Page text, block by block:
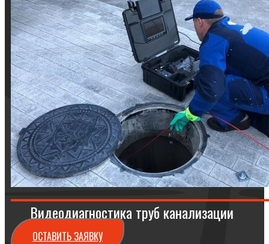
Видеодиагностика труб канализации
ОСТАВИТЬ ЗАЯВКУ